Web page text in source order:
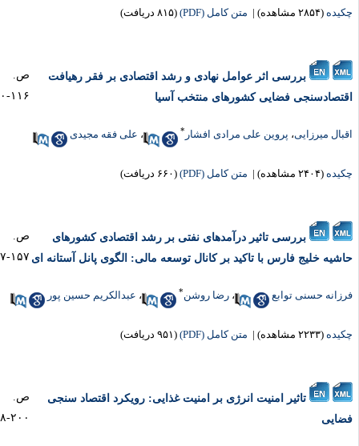
(۲۸۵۴ مشاهده) | متن کامل (PDF) (۸۱۵ دریافت)
بررسی اثر عوامل نهادی و رشد اقتصادی بر فقر رهیافت
فضایی کشورهای منتخب آسیا
ص.
۱۱۶-۸۰
میرزایی،پروین علی مرادی افشار* ،علی فقه مجیدی
(۲۴۰۴ مشاهده) | متن کامل (PDF) (۶۶۰ دریافت)
بررسی تاثیر درآمدهای نفتی بر رشد اقتصادی کشورهای
خلیج فارس با تاکید بر کانال توسعه مالی: الگوی پانل آستانه ای
ص.
۱۵۷-۱۱۷
حسنی توابع ،رضا روشن* ،عبدالکریم حسین پور
(۲۲۳۳ مشاهده) | متن کامل (PDF) (۹۵۱ دریافت)
تاثیر امنیت انرژی بر امنیت غذایی: رویکرد اقتصاد سنجی
ص.
۲۰۰-۱۵۸